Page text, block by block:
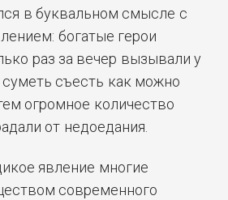
в буквальном смысле с
богатые герои
раз за вечер вызывали у
суметь съесть как можно
огромное количество
от недоедания.
явление многие
современного